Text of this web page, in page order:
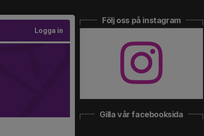
Logga in
Följ oss på instagram
Gilla vår facebooksida